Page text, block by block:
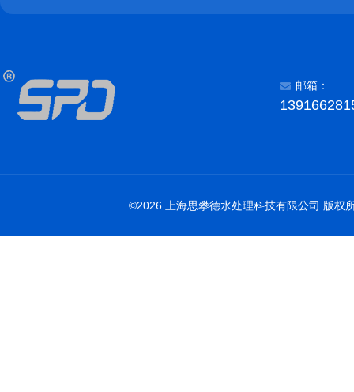
邮箱：
©2026 上海思攀德水处理科技有限公司 版权